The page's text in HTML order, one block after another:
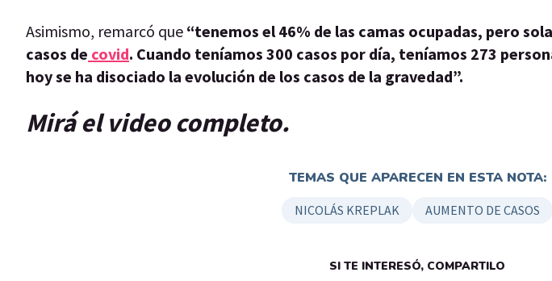
Asimismo, remarcó que “tenemos el 46% de las camas ocupadas, pero
casos de covid. Cuando teníamos 300 casos por día, teníamos 273
hoy se ha disociado la evolución de los casos de la gravedad”.
Mirá el video completo.
TEMAS QUE APARECEN EN ESTA NOTA:
NICOLÁS KREPLAK AUMENTO DE CASOS
SI TE INTERESÓ, COMPARTILO